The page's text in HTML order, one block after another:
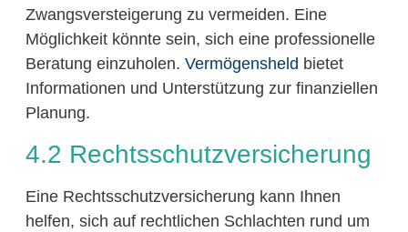
Zwangsversteigerung zu vermeiden. Eine
Möglichkeit könnte sein, sich eine professionelle
Beratung einzuholen. Vermögensheld bietet
Informationen und Unterstützung zur finanziellen
Planung.
4.2 Rechtsschutzversicherung
Eine Rechtsschutzversicherung kann Ihnen
helfen, sich auf rechtlichen Schlachten rund um